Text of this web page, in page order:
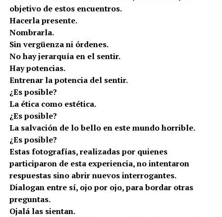
objetivo de estos encuentros.
Hacerla presente.
Nombrarla.
Sin vergüenza ni órdenes.
No hay jerarquía en el sentir.
Hay potencias.
Entrenar la potencia del sentir.
¿Es posible?
La ética como estética.
¿Es posible?
La salvación de lo bello en este mundo horrible.
¿Es posible?
Estas fotografías, realizadas por quienes
participaron de esta experiencia, no intentaron
respuestas sino abrir nuevos interrogantes.
Dialogan entre sí, ojo por ojo, para bordar otras
preguntas.
Ojalá las sientan.